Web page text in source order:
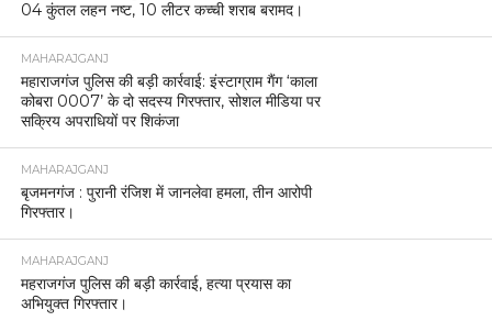
04 कुंतल लहन नष्ट, 10 लीटर कच्ची शराब बरामद।
MAHARAJGANJ
महाराजगंज पुलिस की बड़ी कार्रवाई: इंस्टाग्राम गैंग ‘काला
कोबरा 0007’ के दो सदस्य गिरफ्तार, सोशल मीडिया पर
सक्रिय अपराधियों पर शिकंजा
MAHARAJGANJ
बृजमनगंज : पुरानी रंजिश में जानलेवा हमला, तीन आरोपी
गिरफ्तार।
MAHARAJGANJ
महराजगंज पुलिस की बड़ी कार्रवाई, हत्या प्रयास का
अभियुक्त गिरफ्तार।